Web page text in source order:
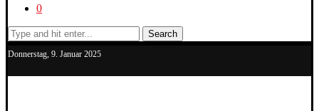
0
Search
Donnerstag, 9. Januar 2025